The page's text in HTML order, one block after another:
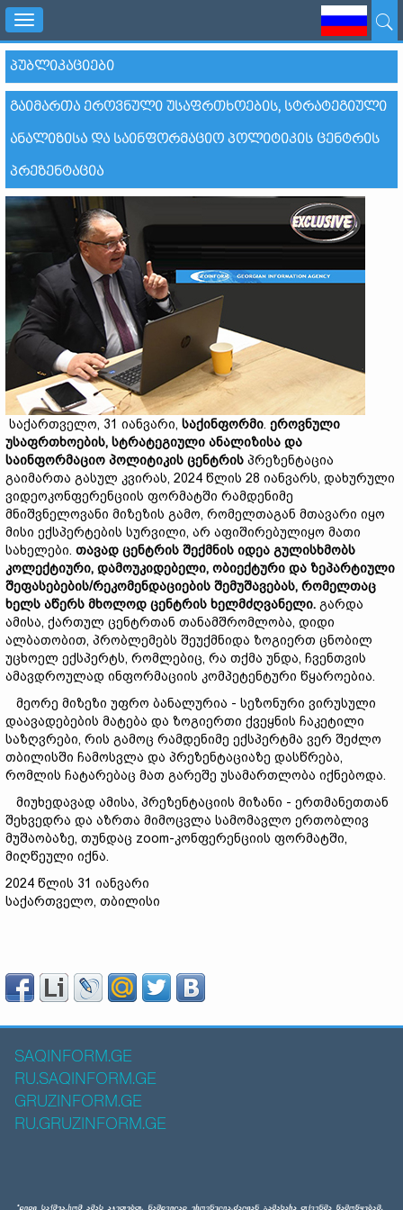
Toggle
navigation
ᲞᲣᲑᲚᲘᲙᲐᲪᲘᲔᲑᲘ
ᲒᲐᲘᲛᲐᲠᲗᲐ ᲔᲠᲝᲕᲜᲣᲚᲘ ᲣᲡᲐᲤᲠᲗᲮᲝᲔᲑᲘᲡ, ᲡᲢᲠᲐᲢᲔᲒᲘᲣᲚᲘ
ᲐᲜᲐᲚᲘᲖᲘᲡᲐ ᲓᲐ ᲡᲐᲘᲜᲤᲝᲠᲛᲐᲪᲘᲝ ᲞᲝᲚᲘᲢᲘᲙᲘᲡ ᲪᲔᲜᲢᲠᲘᲡ
ᲞᲠᲔᲖᲔᲜᲢᲐᲪᲘᲐ
საქართველო, 31 იანვარი, საქინფორმი. ეროვნული
უსაფრთხოების, სტრატეგიული ანალიზისა და
საინფორმაციო პოლიტიკის ცენტრის პრეზენტაცია
გაიმართა გასულ კვირას, 2024 წლის 28 იანვარს, დახურული
ვიდეოკონფერენციის ფორმატში რამდენიმე
მნიშვნელოვანი მიზეზის გამო, რომელთაგან მთავარი იყო
მისი ექსპერტების სურვილი, არ აფიშირებულიყო მათი
სახელები. თავად ცენტრის შექმნის იდეა გულისხმობს
კოლექტიური, დამოუკიდებელი, ობიექტური და ზეპარტიული
შეფასებების/რეკომენდაციების შემუშავებას, რომელთაც
ხელს აწერს მხოლოდ ცენტრის ხელმძღვანელი. გარდა
ამისა, ქართულ ცენტრთან თანამშრომლობა, დიდი
ალბათობით, პრობლემებს შეუქმნიდა ზოგიერთ ცნობილ
უცხოელ ექსპერტს, რომლებიც, რა თქმა უნდა, ჩვენთვის
ამავდროულად ინფორმაციის კომპეტენტური წყაროებია.
მეორე მიზეზი უფრო ბანალურია - სეზონური ვირუსული
დაავადებების მატება და ზოგიერთი ქვეყნის ჩაკეტილი
საზღვრები, რის გამოც რამდენიმე ექსპერტმა ვერ შეძლო
თბილისში ჩამოსვლა და პრეზენტაციაზე დასწრება,
რომლის ჩატარებაც მათ გარეშე უსამართლობა იქნებოდა.
მიუხედავად ამისა, პრეზენტაციის მიზანი - ერთმანეთთან
შეხვედრა და აზრთა მიმოცვლა სამომავლო ერთობლივ
მუშაობაზე, თუნდაც zoom-კონფერენციის ფორმატში,
მიღწეული იქნა.
2024 წლის 31 იანვარი
საქართველო, თბილისი
SAQINFORM.GE
RU.SAQINFORM.GE
GRUZINFORM.GE
RU.GRUZINFORM.GE